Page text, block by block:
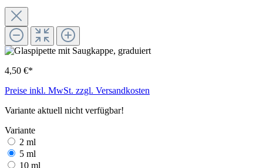
4,50 €*
Preise inkl. MwSt. zzgl. Versandkosten
Variante aktuell nicht verfügbar!
Variante
2 ml
5 ml
10 ml